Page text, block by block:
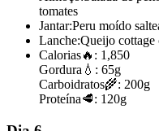
tomates
Jantar:Peru moído
Lanche:Queijo cottage
Calorias🔥: 1,850
Gordura 💧: 65g
Carboidratos🌾: 200g
Proteína🥩: 120g